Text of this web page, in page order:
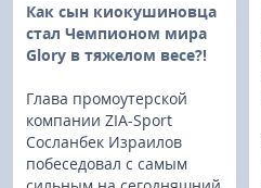
Как сын киокушиновца
стал Чемпионом мира
Glory в тяжелом весе?!
Глава промоутерской
компании ZIA-Sport
Сосланбек Израилов
побеседовал с самым